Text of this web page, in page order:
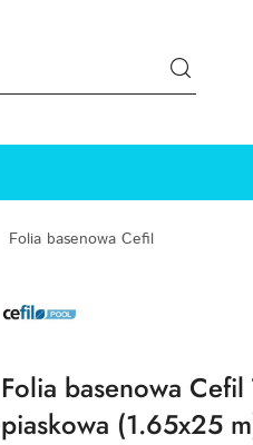
Folia basenowa Cefil
LOGO
Folia basenowa
piaskowa (1.65x25